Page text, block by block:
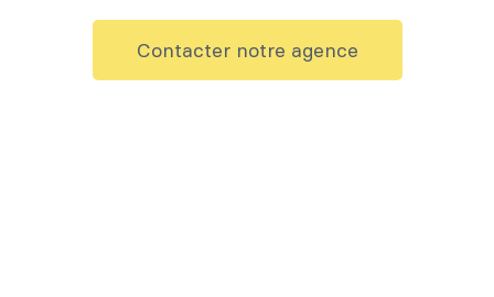
Contacter notre agence